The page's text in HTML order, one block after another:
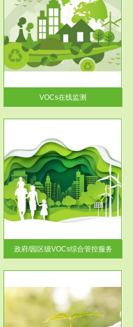
VOCs在线监测
政府/园区级VOCs综合管控服务